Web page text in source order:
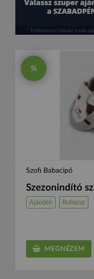
%
Szofi Babacipő
Szezonindító
Ajándék Ruházat
MEGNÉZEM